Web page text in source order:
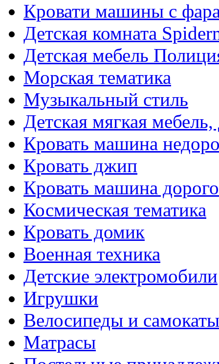
Кровати машины с
Детская комната
Детская мебель
Морская тематика
Музыкальный стиль
Детская мягкая
Кровать машина
Кровать джип
Кровать машина дорого
Космическая тематика
Кровать домик
Военная техника
Детские электромобили
Игрушки
Велосипеды и самокаты
Матрасы